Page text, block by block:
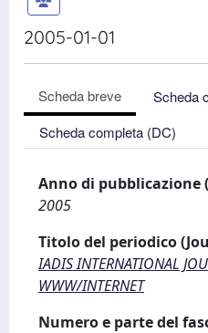
2005-01-01
Scheda breve
Scheda
Scheda completa (DC)
Anno di pubblicazione
2005
Titolo del periodico
IADIS INTERNATIONAL
WWW/INTERNET
Numero e parte del